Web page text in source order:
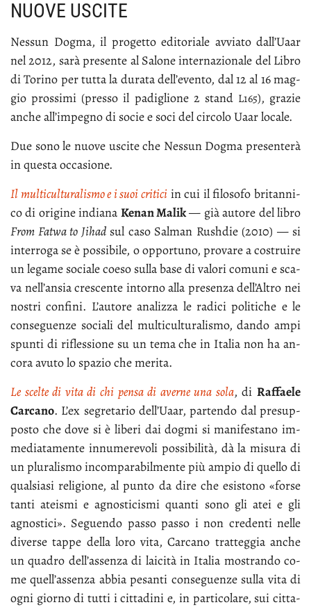
NUOVE USCITE
Nes­sun Dog­ma, il pro­get­to edi­to­ria­le av­via­to dal­l’Uaar
nel 2012, sa­rà pre­sen­te al Sa­lo­ne in­ter­na­zio­na­le del Li­bro
di To­ri­no per tut­ta la du­ra­ta del­l’e­ven­to, dal 12 al 16 mag­
gio pros­si­mi (pres­so il pa­di­glio­ne 2 stand L165), gra­zie
an­che al­l’im­pe­gno di so­cie e so­ci del cir­co­lo Uaar lo­ca­le.
Due so­no le nuo­ve usci­te che Nes­sun Dog­ma pre­sen­te­rà
in que­sta oc­ca­sio­ne.
Il mul­ti­cul­tu­ra­li­smo e i suoi cri­ti­ci in cui il fi­lo­so­fo bri­tan­ni­
co di ori­gi­ne in­dia­na Ke­nan Ma­lik— già au­to­re del li­bro
From Fat­wa to Ji­hadsul ca­so Sal­man Ru­sh­die (2010) — si
in­ter­ro­ga se è pos­si­bi­le, o op­por­tu­no, pro­va­re a co­strui­re
un le­ga­me so­cia­le coe­so sul­la ba­se di va­lo­ri co­mu­ni e sca­
va nel­l’an­sia cre­scen­te in­tor­no al­la pre­sen­za del­l’Al­tro nei
no­stri con­fi­ni. L’au­to­re ana­liz­za le ra­di­ci po­li­ti­che e le
con­se­guen­ze so­cia­li del mul­ti­cul­tu­ra­li­smo, dan­do am­pi
spun­ti di ri­fles­sio­ne su un te­ma che in Ita­lia non ha an­
co­ra avu­to lo spa­zio che me­ri­ta.
Le scel­te di vi­ta di chi pen­sa di aver­ne una so­la, diRaf­fae­le
Car­ca­no. L’ex se­gre­ta­rio del­l’Uaar, par­ten­do dal pre­sup­
po­sto che do­ve si è li­be­ri dai dog­mi si ma­ni­fe­sta­no im­
me­dia­ta­men­te in­nu­me­re­vo­li pos­si­bi­li­tà, dà la mi­su­ra di
un plu­ra­li­smo in­com­pa­ra­bil­men­te più am­pio di quel­lo di
qual­sia­si re­li­gio­ne, al pun­to da di­re che esi­sto­no «for­se
tan­ti atei­smi e agno­sti­ci­smi quan­ti so­no gli atei e gli
agno­sti­ci». Se­guen­do pas­so pas­so i non cre­den­ti nel­le
di­ver­se tap­pe del­la lo­ro vi­ta, Car­ca­no trat­teg­gia an­che
un qua­dro del­l’as­sen­za di lai­ci­tà in Ita­lia mo­stran­do co­
me quel­l’as­sen­za ab­bia pe­san­ti con­se­guen­ze sul­la vi­ta di
ogni gior­no di tut­ti i cit­ta­di­ni e, in par­ti­co­la­re, sui cit­ta­